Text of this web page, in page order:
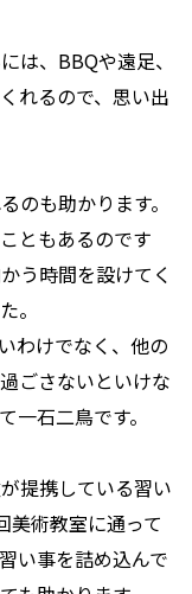
は、BBQや遠足、
れるので、思い出
のも助かります。
ともあるのです
う時間を設けてく
。
わけでなく、他の
ごさないといけな
一石二鳥です。
提携している習い
美術教室に通って
い事を詰め込んで